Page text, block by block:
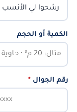
الكمية أو الحجم
رقم الجوال *